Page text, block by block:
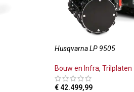
Husqvarna LP 9505
Bouw en Infra, Trilplaten
€ 42.499,99